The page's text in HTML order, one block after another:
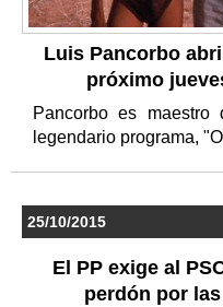
Luis Pancorbo
próximo
Pancorbo es maestro
legendario programa,
25/10/2015
El PP exige al
perdón por